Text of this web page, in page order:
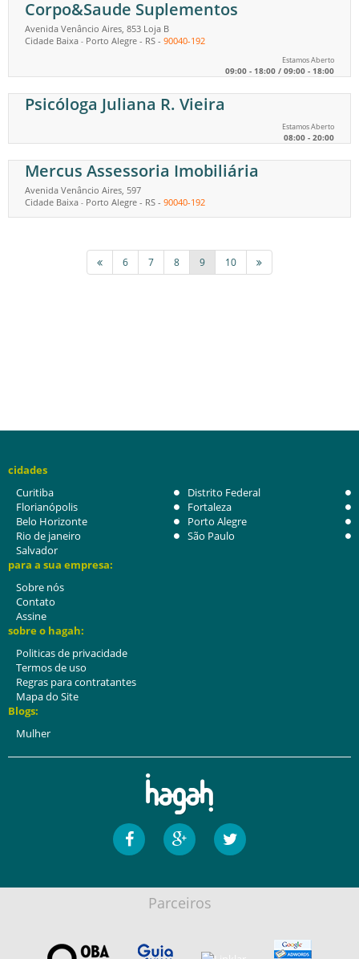
Corpo&Saude Suplementos
Avenida Venâncio Aires, 853 Loja B
Cidade Baixa - Porto Alegre - RS - 90040-192
Estamos Aberto
09:00 - 18:00 / 09:00 - 18:00
Psicóloga Juliana R. Vieira
Estamos Aberto
08:00 - 20:00
Mercus Assessoria Imobiliária
Avenida Venâncio Aires, 597
Cidade Baixa - Porto Alegre - RS - 90040-192
6 7 8 9 10
cidades
Curitiba
Distrito Federal
Florianópolis
Fortaleza
Belo Horizonte
Porto Alegre
Rio de janeiro
São Paulo
Salvador
para a sua empresa:
Sobre nós
Contato
Assine
sobre o hagah:
Politicas de privacidade
Termos de uso
Regras para contratantes
Mapa do Site
Blogs:
Mulher
Parceiros